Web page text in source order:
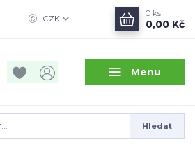
Menu
CZK
Hledat
0 ks
0,00 Kč